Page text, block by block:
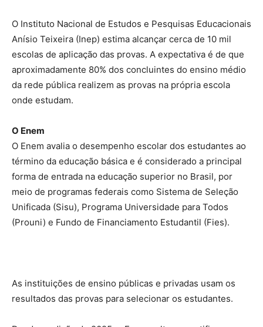
O Instituto Nacional de Estudos e Pesquisas Educacionais
Anísio Teixeira (Inep) estima alcançar cerca de 10 mil
escolas de aplicação das provas. A expectativa é de que
aproximadamente 80% dos concluintes do ensino médio
da rede pública realizem as provas na própria escola
onde estudam.
O Enem
O Enem avalia o desempenho escolar dos estudantes ao
término da educação básica e é considerado a principal
forma de entrada na educação superior no Brasil, por
meio de programas federais como Sistema de Seleção
Unificada (Sisu), Programa Universidade para Todos
(Prouni) e Fundo de Financiamento Estudantil (Fies).
As instituições de ensino públicas e privadas usam os
resultados das provas para selecionar os estudantes.